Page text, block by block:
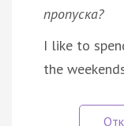
пропуска?
I like to
the